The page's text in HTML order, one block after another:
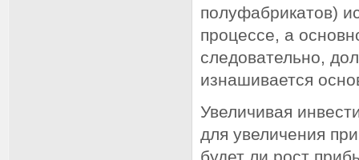
полуфабрикатов)
процессе, а
следовательно,
изнашивается
Увеличивая
для увеличения